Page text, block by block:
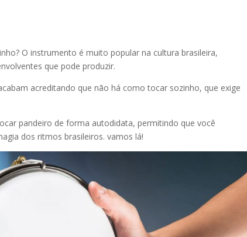
O instrumento é muito popular na cultura brasileira,
que pode produzir.
acreditando que não há como tocar sozinho, que exige
pandeiro de forma autodidata, permitindo que você
dos ritmos brasileiros. vamos lá!